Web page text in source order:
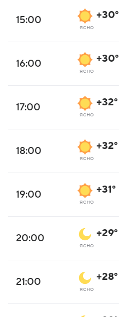
15:00 +30°
ясно
16:00 +30°
ясно
17:00 +32°
ясно
18:00 +32°
ясно
19:00 +31°
ясно
20:00 +29°
ясно
21:00 +28°
ясно